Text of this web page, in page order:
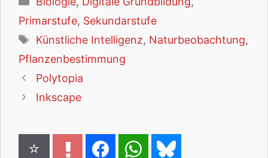
Primarstufe, Sekundarstufe
Schlagwörter
Künstliche Intelligenz, Naturbeobachtung,
Pflanzenbestimmung
Polytopia
Inkscape